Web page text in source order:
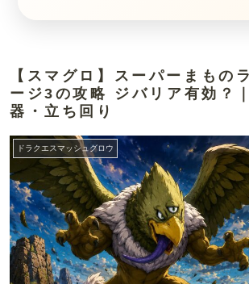
【スマグロ】スーパーまもの
ージ3の攻略 ジバリア有効？
器・立ち回り
ドラクエスマッシュグロウ